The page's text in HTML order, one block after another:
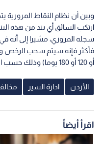
ارتكب السائق أي بند من هذه
أو 120 أو 180 يوما) وذلك حسب النقاط التي وصل لها السائق.
الأردن ادارة السير
اقرأ أيضاً